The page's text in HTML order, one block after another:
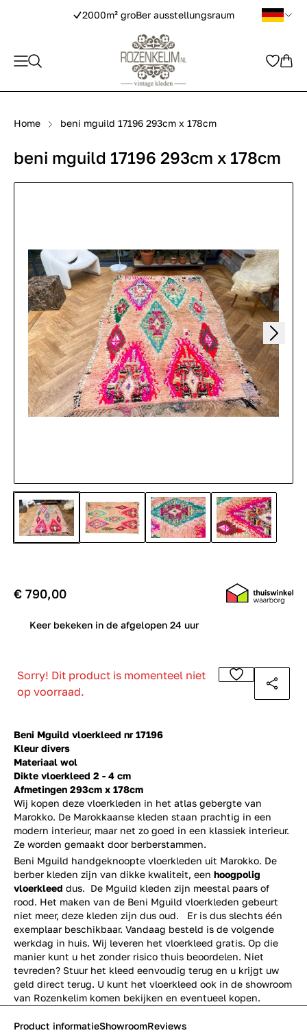
2000m² groBer ausstellungsraum
Home beni mguild 17196 293cm x 178cm
beni mguild 17196 293cm x 178cm
Beni Mguild vloerkleed nr 17196
Kleur divers
Materiaal wol
Dikte vloerkleed 2 - 4 cm
Afmetingen 293cm x 178cm
Wij kopen deze vloerkleden in het atlas gebergte van
Marokko. De Marokkaanse kleden staan prachtig in een
modern interieur, maar net zo goed in een klassiek interieur.
Ze worden gemaakt door berberstammen.
€ 790,00
Keer bekeken in de afgelopen 24 uur
Sorry! Dit product is momenteel niet
op voorraad.
Beni Mguild handgeknoopte vloerkleden uit Marokko. De
berber kleden zijn van dikke kwaliteit, een hoogpolig
vloerkleed dus. De Mguild kleden zijn meestal paars of
rood. Het maken van de Beni Mguild vloerkleden gebeurt
niet meer, deze kleden zijn dus oud. Er is dus slechts één
exemplaar beschikbaar. Vandaag besteld is de volgende
werkdag in huis. Wij leveren het vloerkleed gratis. Op die
manier kunt u het zonder risico thuis beoordelen. Niet
tevreden? Stuur het kleed eenvoudig terug en u krijgt uw
geld direct terug. U kunt het vloerkleed ook in de showroom
van Rozenkelim komen bekijken en eventueel kopen.
Product informatieShowroomReviews